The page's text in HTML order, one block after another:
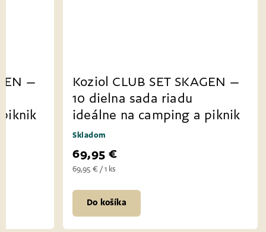
–
Koziol CLUB SET SKAGEN –
10 dielna sada riadu
ideálne na camping a piknik
Skladom
69,95 €
69,95 € / 1 ks
Do košíka